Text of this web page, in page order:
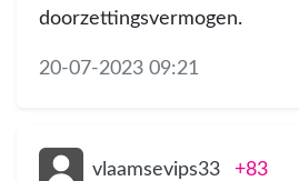
doorzettingsvermogen.
20-07-2023 09:21
vlaamsevips33 +83